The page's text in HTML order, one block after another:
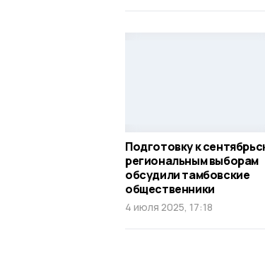
Подготовку к
региональным выборам
обсудили тамбовские
общественники
4 июля 2025, 17:18